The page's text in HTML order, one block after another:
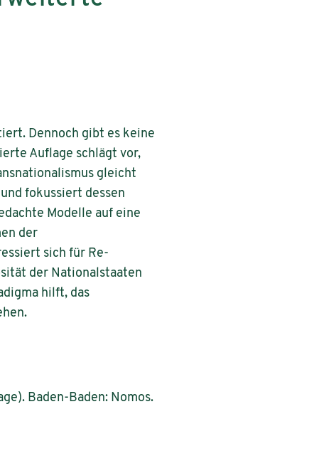
Dennoch gibt es keine
Auflage schlägt vor,
gleicht
fokussiert dessen
Modelle auf eine
der
sich für Re-
der Nationalstaaten
hilft, das
Baden-Baden: Nomos.